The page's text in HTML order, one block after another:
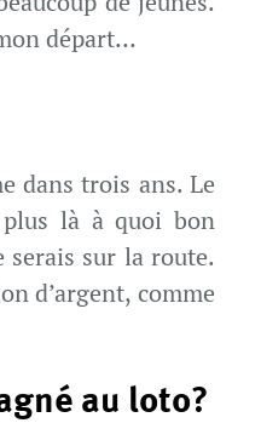
départ…
dans trois ans. Le
là à quoi bon
serais sur la route.
d’argent, comme
au loto?